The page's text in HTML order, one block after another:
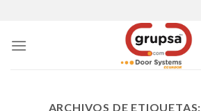
content
ARCHIVOS DE ETIQUETAS: